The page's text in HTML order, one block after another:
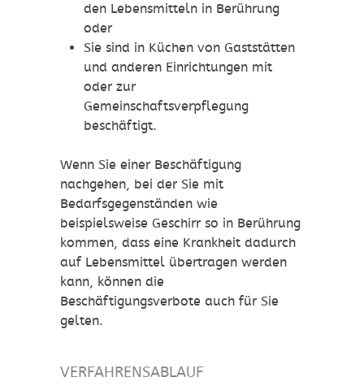
den Lebensmitteln in Berührung
oder
Sie sind in Küchen von Gaststätten
und anderen Einrichtungen mit
oder zur
Gemeinschaftsverpflegung
beschäftigt.
Wenn Sie einer Beschäftigung
nachgehen, bei der Sie mit
Bedarfsgegenständen wie
beispielsweise Geschirr so in Berührung
kommen, dass eine Krankheit dadurch
auf Lebensmittel übertragen werden
kann, können die
Beschäftigungsverbote auch für Sie
gelten.
VERFAHRENSABLAUF